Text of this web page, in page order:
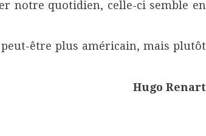
notre quotidien, celle-ci semble en
être plus américain, mais plutôt
Hugo Renart